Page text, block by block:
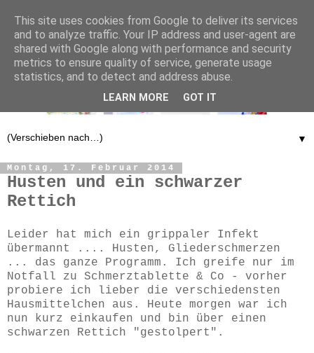
▼
Montag, 17. Februar 2014
Husten und ein schwarzer
Rettich
Leider hat mich ein grippaler Infekt
übermannt .... Husten, Gliederschmerzen
... das ganze Programm. Ich greife nur im
Notfall zu Schmerztablette & Co - vorher
probiere ich lieber die verschiedensten
Hausmittelchen aus. Heute morgen war ich
nun kurz einkaufen und bin über einen
schwarzen Rettich "gestolpert".
This site uses cookies from Google to deliver its services
and to analyze traffic. Your IP address and user-agent are
shared with Google along with performance and security
metrics to ensure quality of service, generate usage
statistics, and to detect and address abuse.
LEARN MORE GOT IT